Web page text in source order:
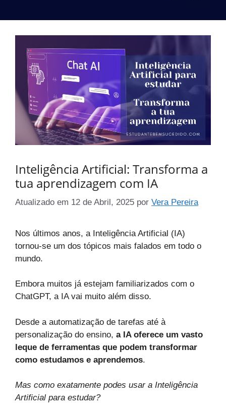
Inteligência Artificial: Transforma a
tua aprendizagem com IA
Atualizado em 12 de Abril, 2025 por Vera Pereira
Nos últimos anos, a Inteligência Artificial (IA)
tornou-se um dos tópicos mais falados em todo o
mundo.
Embora muitos já estejam familiarizados com o
ChatGPT, a IA vai muito além disso.
Desde a automatização de tarefas até à
personalização do ensino, a IA oferece um vasto
leque de ferramentas que podem transformar
como estudamos e aprendemos.
Mas como exatamente podes usar a Inteligência
Artificial para estudar?